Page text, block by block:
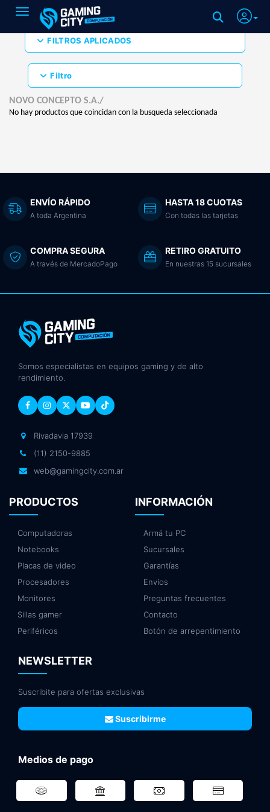
Toggle navigation
FILTROS APLICADOS
Filtro
NOVO CONCEPTO S.A./
No hay productos que coincidan con la busqueda seleccionada
ENVÍO RÁPIDO
A toda Argentina
HASTA 18 CUOTAS
Con todas las tarjetas
COMPRA SEGURA
A través de MercadoPago
RETIRO GRATUITO
En nuestras 15 sucursales
Somos especialistas en equipos gaming y de alto
rendimiento.
Rivadavia 17939
(11) 2150-9885
web@gamingcity.com.ar
PRODUCTOS
Computadoras
Notebooks
Placas de video
Procesadores
Monitores
Sillas gamer
Periféricos
INFORMACIÓN
Armá tu PC
Sucursales
Garantías
Envíos
Preguntas frecuentes
Contacto
Botón de arrepentimiento
NEWSLETTER
Suscribite para ofertas exclusivas
Suscribirme
Medios de pago